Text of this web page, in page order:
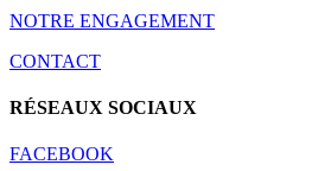
NOTRE ENGAGEMENT
CONTACT
RÉSEAUX SOCIAUX
FACEBOOK